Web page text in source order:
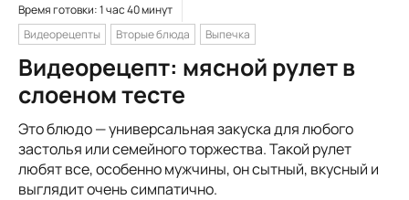
Время готовки: 1 час 40 минут
Видеорецепты
Вторые блюда Выпечка
Видеорецепт: мясной рулет в
слоеном тесте
Это блюдо — универсальная закуска для любого
застолья или семейного торжества. Такой рулет
любят все, особенно мужчины, он сытный, вкусный и
выглядит очень симпатично.